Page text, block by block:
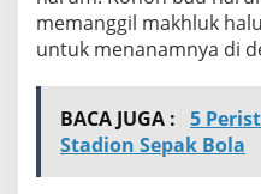
memanggil makhluk
untuk menanamnya di
BACA JUGA : 5
Stadion Sepak Bola